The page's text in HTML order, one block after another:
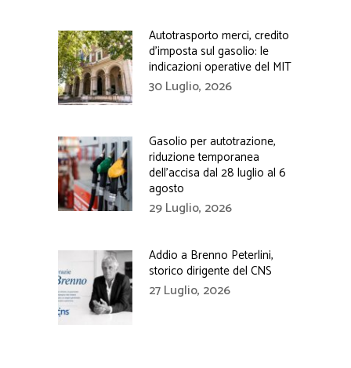
Autotrasporto merci, credito
d’imposta sul gasolio: le
indicazioni operative del MIT
30 Luglio, 2026
Gasolio per autotrazione,
riduzione temporanea
dell’accisa dal 28 luglio al 6
agosto
29 Luglio, 2026
Addio a Brenno Peterlini,
storico dirigente del CNS
27 Luglio, 2026